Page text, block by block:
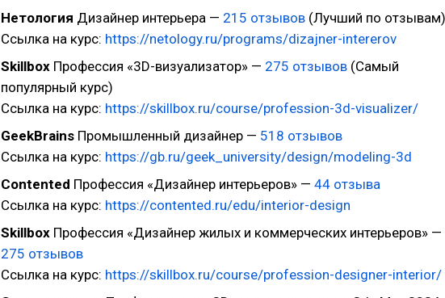
Нетология Дизайнер интерьера — 215 отзывов (Лучший по отзывам)
Ссылка на курс: https://netology.ru/programs/dizajner-intererov
Skillbox Профессия «3D-визуализатор» — 275 отзывов (Самый
популярный курс)
Ссылка на курс: https://skillbox.ru/course/profession-3d-visualizer/
GeekBrains Промышленный дизайнер — 518 отзывов
Ссылка на курс: https://gb.ru/geek_university/design/modeling-3d
Contented Профессия «Дизайнер интерьеров» — 44 отзыва
Ссылка на курс: https://contented.ru/edu/interior-design
Skillbox Профессия «Дизайнер жилых и коммерческих интерьеров» —
275 отзывов
Ссылка на курс: https://skillbox.ru/course/profession-designer-interior/